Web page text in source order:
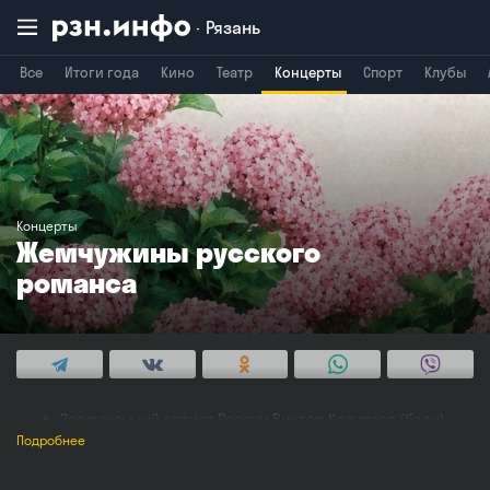
Рязань
Все Итоги года Кино Театр Концерты Спорт Клубы
Брянск
Концерты
Жемчужины русского
романса
Заслуженный артист России Виктор Колупаев (баян)
Лауреат международных конкурсов Екатерина
Подробнее